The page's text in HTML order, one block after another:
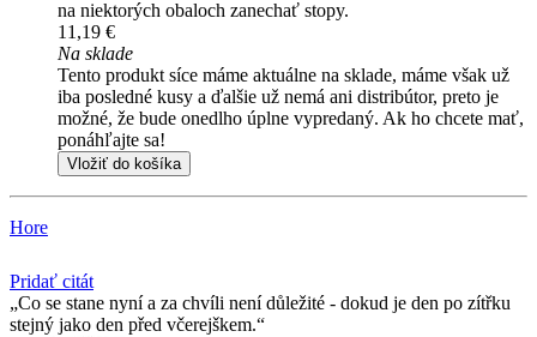
na niektorých obaloch zanechať stopy.
11,19 €
Na sklade
Tento produkt síce máme aktuálne na sklade, máme však už
iba posledné kusy a ďalšie už nemá ani distribútor, preto je
možné, že bude onedlho úplne vypredaný. Ak ho chcete mať,
ponáhľajte sa!
Vložiť do košíka
Hore
Pridať citát
Co se stane nyní a za chvíli není důležité - dokud je den po zítřku
stejný jako den před včerejškem.